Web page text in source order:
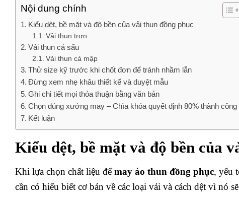
Nội dung chính
Kiểu dệt, bề mặt và độ bền của vải thun đồng phục
Vải thun trơn
Vải thun cá sấu
Vải thun cá mập
Thử size kỹ trước khi chốt đơn để tránh nhầm lẫn
Đừng xem nhẹ khâu thiết kế và duyệt mẫu
Ghi chi tiết mọi thỏa thuận bằng văn bản
Chọn đúng xưởng may – Chìa khóa quyết định 80% thành công
Kết luận
Kiểu dệt, bề mặt và độ bền của
Khi lựa chọn chất liệu đểmay áo thun đồng phục, yếu
cần có hiểu biết cơ bản về các loại vải và cách dệt vì nó